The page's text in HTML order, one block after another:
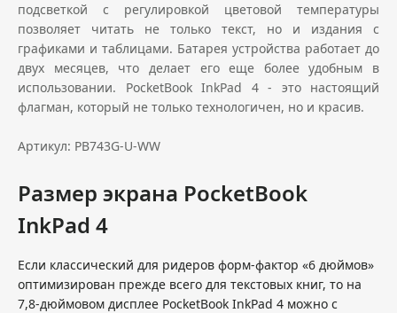
подсветкой с регулировкой цветовой температуры
позволяет читать не только текст, но и издания с
графиками и таблицами. Батарея устройства работает до
двух месяцев, что делает его еще более удобным в
использовании. PocketBook InkPad 4 - это настоящий
флагман, который не только технологичен, но и красив.
Артикул: PB743G-U-WW
Размер экрана PocketBook
InkPad 4
Если классический для ридеров форм-фактор «6 дюймов»
оптимизирован прежде всего для текстовых книг, то на
7,8-дюймовом дисплее PocketBook InkPad 4 можно с